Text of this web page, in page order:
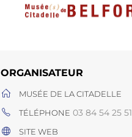
ORGANISATEUR
MUSÉE DE LA CITADELLE
TÉLÉPHONE 03 84 54 25 51
SITE WEB